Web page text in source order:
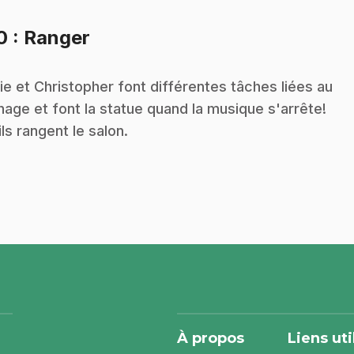
: Ranger
et Christopher font différentes tâches liées au
et font la statue quand la musique s'arrête!
rangent le salon.
À propos Liens